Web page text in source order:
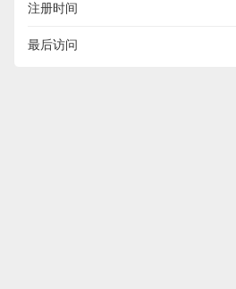
注册时间
最后访问